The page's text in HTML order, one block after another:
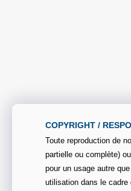
COPYRIGHT /
Toute reproduction de
partielle ou complète)
pour un usage autre
utilisation dans le cadre